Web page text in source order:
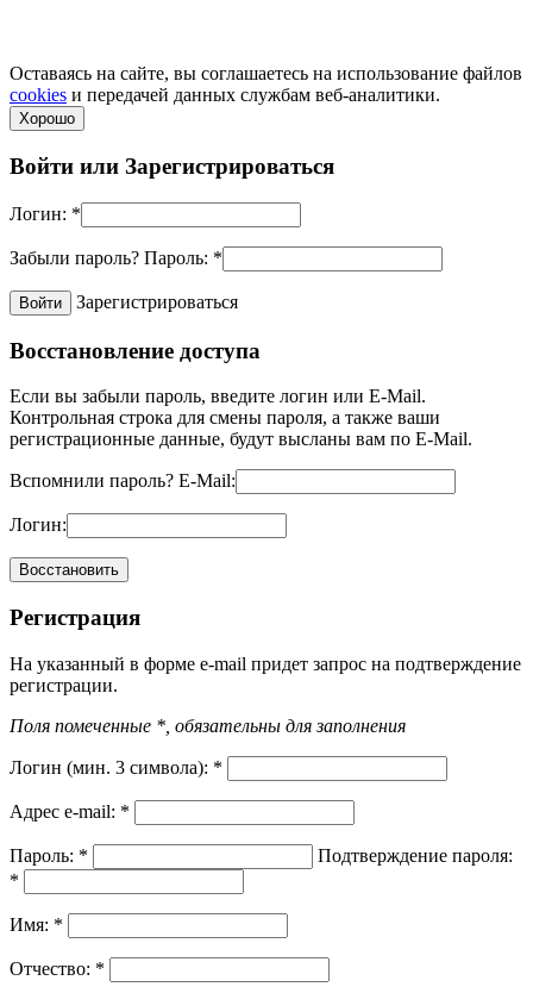
Оставаясь на сайте, вы соглашаетесь на использование файлов
cookies и передачей данных службам веб-аналитики.
Хорошо
Войти или Зарегистрироваться
Логин: *
Забыли пароль? Пароль: *
Зарегистрироваться
Восстановление доступа
Если вы забыли пароль, введите логин или E-Mail.
Контрольная строка для смены пароля, а также ваши
регистрационные данные, будут высланы вам по E-Mail.
Вспомнили пароль? E-Mail:
Логин:
Регистрация
На указанный в форме e-mail придет запрос на подтверждение
регистрации.
Поля помеченные *, обязательны для заполнения
Логин (мин. 3 символа): *
Адрес e-mail: *
Пароль: *
Подтверждение пароля:
*
Имя: *
Отчество: *